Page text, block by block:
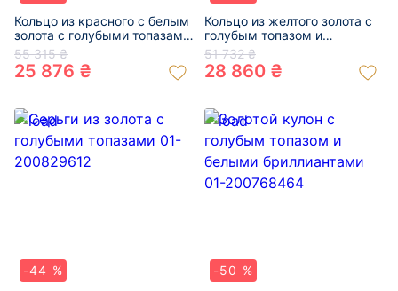
Кольцо из красного с белым
золота с голубыми топазами
и цирконом 01-200264531
55 315 ₴
25 876 ₴
Кольцо из желтого золота с
голубым топазом и
цирконом 01-200829606
51 732 ₴
28 860 ₴
-44 %
-50 %